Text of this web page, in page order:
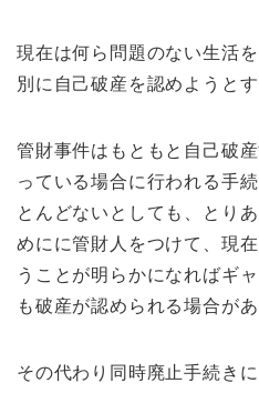
現在は何ら問題のない生活
別に自己破産を認めようとす
管財事件はもともと自己破
っている場合に行われる手
とんどないとしても、とり
めにに管財人をつけて、現
うことが明らかになればギ
も破産が認められる場合があ
その代わり同時廃止手続き